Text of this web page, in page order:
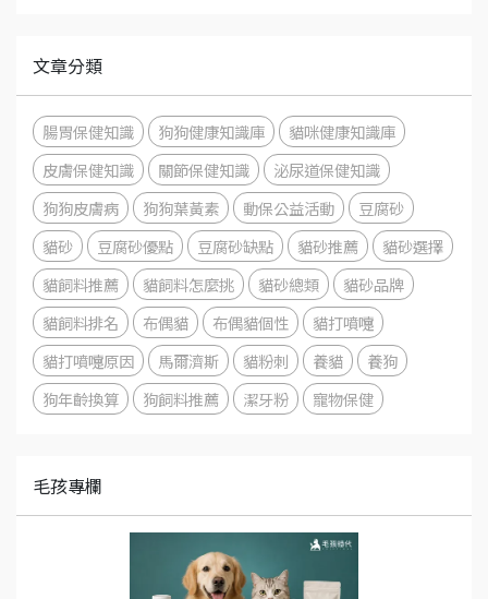
文章分類
腸胃保健知識 狗狗健康知識庫
貓咪健康知識庫
皮膚保健知識
關節保健知識
泌尿道保健知識
狗狗皮膚病
狗狗葉黃素 動保公益活動
豆腐砂
貓砂
豆腐砂優點 豆腐砂缺點 貓砂推薦
貓砂選擇
貓飼料推薦
貓飼料怎麼挑 貓砂總類
貓砂品牌
貓飼料排名
布偶貓 布偶貓個性
貓打噴嚏
貓打噴嚏原因
馬爾濟斯 貓粉刺 養貓
養狗
狗年齡換算
狗飼料推薦 潔牙粉 寵物保健
毛孩專欄